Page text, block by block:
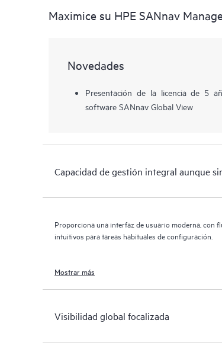
Maximice su HPE SANnav
Novedades
Presentación de la licencia de 5
software SANnav Global View
Capacidad de gestión integral aunque
Proporciona una interfaz de usuario moderna, con
intuitivos para tareas habituales de configuración.
Mostrar más
Visibilidad global focalizada